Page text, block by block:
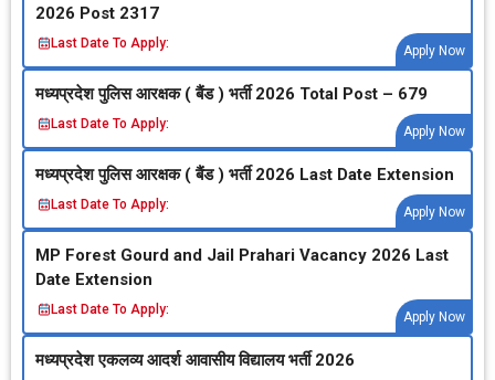
2026 Post 2317
Last Date To Apply:
Apply Now
मध्‍यप्रदेश पुलिस आरक्षक ( बैंड ) भर्ती 2026 Total Post – 679
Last Date To Apply:
Apply Now
मध्‍यप्रदेश पुलिस आरक्षक ( बैंड ) भर्ती 2026 Last Date Extension
Last Date To Apply:
Apply Now
MP Forest Gourd and Jail Prahari Vacancy 2026 Last
Date Extension
Last Date To Apply:
Apply Now
मध्‍यप्रदेश एकलव्‍य आदर्श आवासीय विद्यालय भर्ती 2026